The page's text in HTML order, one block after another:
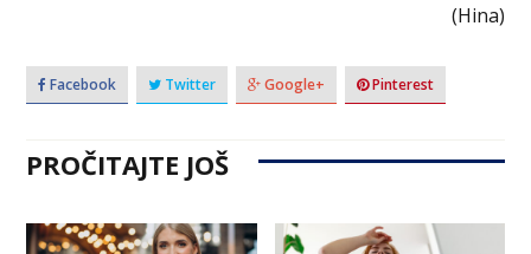
(Hina)
Facebook Twitter Google+ Pinterest
PROČITAJTE JOŠ